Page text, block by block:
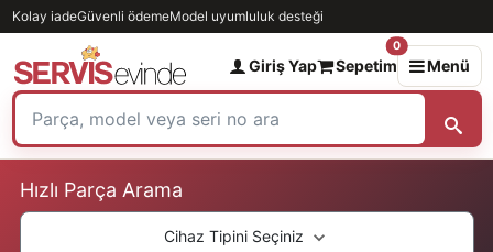
Kolay iadeGüvenli ödemeModel uyumluluk desteği
Giriş Yap Sepetim
0
Menü
Hızlı Parça Arama
Cihaz Tipini Seçiniz